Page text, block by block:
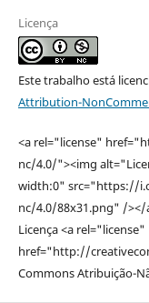
Licença
Este trabalho está
Attribution-
<a rel="license"
nc/4.0/"><img
width:0" src="https://
nc/4.0/88x31.png" /></
Licença <a rel="license"
href="http://
Commons Atribuição-